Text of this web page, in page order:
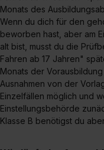
bestimmte
Auswahl über die
erlauben“. Die
der Kategorien
Media und
zur Übermittlung
S. 1 lit. a) DS-GVO).
angemessenes
II). Du kannst die von
Monats des
Wenn du dich für den
beworben hast, aber am
alt bist, musst du die
Fahren ab 17 Jahren"
Monats der
Ausnahmen von der
Einzelfällen möglich und
Einstellungsbehörde
Klasse B benötigst du